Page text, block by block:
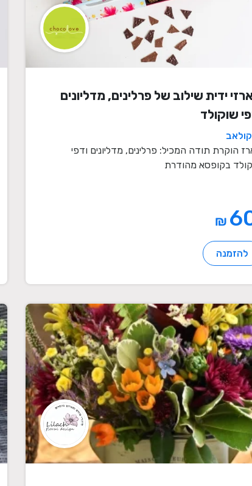
ידית שילוב של פרלינים, מדליונים
שוקולד
הוקרת תודה המכיל: פרלינים, מדליונים ודפי
בקופסא מהודרת
₪
להזמנה